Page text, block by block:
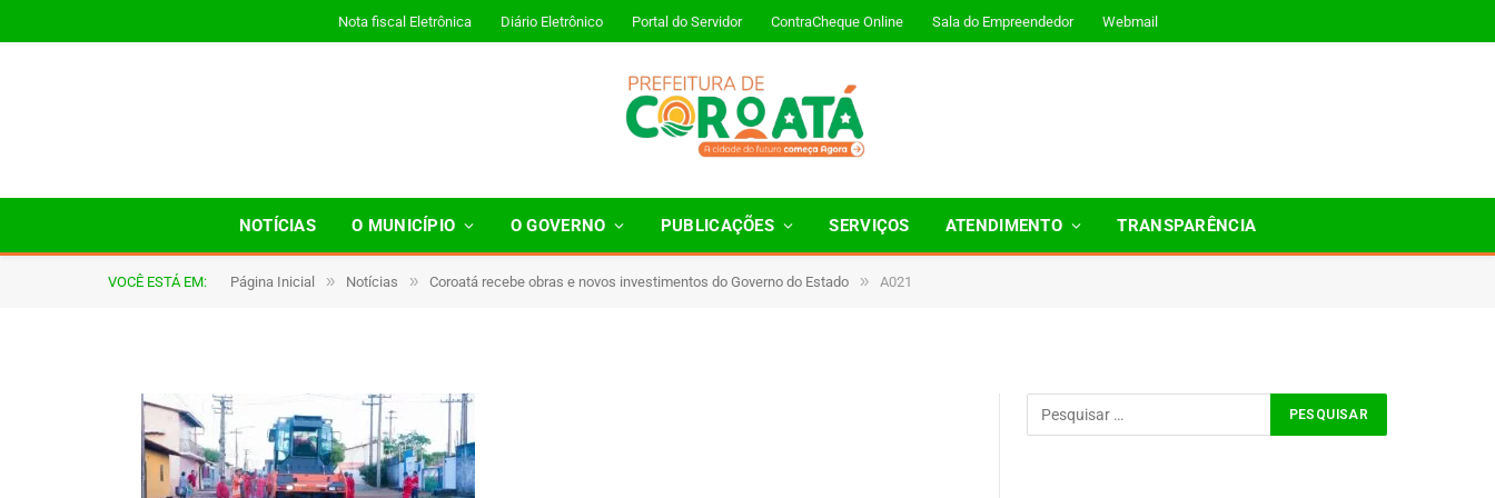
Nota fiscal Eletrônica Diário Eletrônico Portal do Servidor ContraCheque Online Sala do Empreendedor Webmail
NOTÍCIAS O MUNICÍPIO O GOVERNO PUBLICAÇÕES SERVIÇOS ATENDIMENTO TRANSPARÊNCIA
VOCÊ ESTÁ EM: Página Inicial » Notícias » Coroatá recebe obras e novos investimentos do Governo do Estado » A021